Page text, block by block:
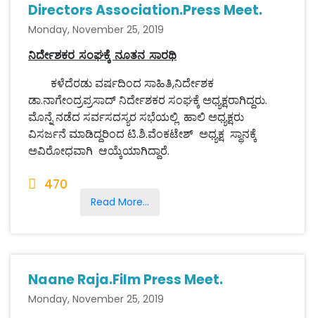
Directors Association.Press Meet.
Monday, November 25, 2019
ನಿರ್ದೇಶಕರ ಸಂಘಕ್ಕೆ ನೂತನ ಸಾರಥಿ
ಕಳೆದೆರಡು ವರ್ಷದಿಂದ ಸಾಹಿತಿ,ನಿರ್ದೇಶಕ
ಡಾ.ನಾಗೇಂದ್ರಪ್ರಸಾದ್ ನಿರ್ದೇಶಕರ ಸಂಘಕ್ಕೆ ಅಧ್ಯಕ್ಷರಾಗಿದ್ದರು.
ಮೊನ್ನೆ ನಡೆದ ಸರ್ವಸದಸ್ಯರ ಸಭೆಯಲ್ಲಿ ಹಾಲಿ ಅಧ್ಯಕ್ಷರು
ವಿಸರ್ಜನೆ ಮಾಡಿದ್ದರಿಂದ ಟಿ.ಶಿ.ವೆಂಕಟೇಶ್ ಅಧ್ಯಕ್ಷ ಸ್ಥಾನಕ್ಕೆ
ಅವಿರೋಧವಾಗಿ ಆಯ್ಕೆಯಾಗಿದ್ದಾರೆ.
470
Read More...
Naane Raja.Film Press Meet.
Monday, November 25, 2019